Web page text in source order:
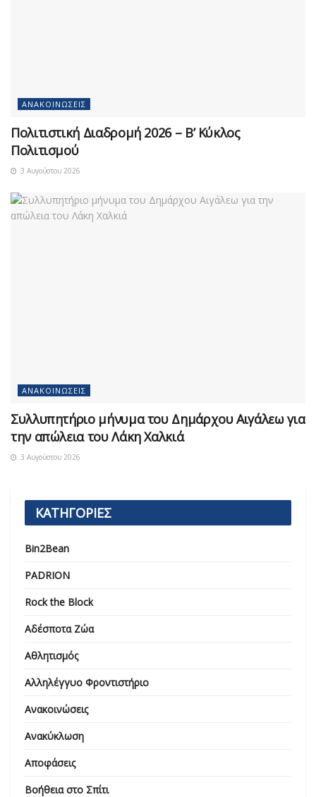
ΑΝΑΚΟΙΝΏΣΕΙΣ
Πολιτιστική Διαδρομή 2026 – Β’ Κύκλος
Πολιτισμού
3 Αυγούστου 2026
ΑΝΑΚΟΙΝΏΣΕΙΣ
Συλλυπητήριο μήνυμα του Δημάρχου Αιγάλεω για
την απώλεια του Λάκη Χαλκιά
3 Αυγούστου 2026
ΚΑΤΗΓΟΡΙΕΣ
Bin2Bean
PADRION
Rock the Block
Αδέσποτα Ζώα
Αθλητισμός
Αλληλέγγυο Φροντιστήριο
Ανακοινώσεις
Ανακύκλωση
Αποφάσεις
Βοήθεια στο Σπίτι